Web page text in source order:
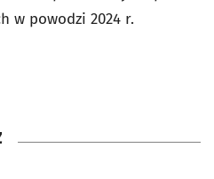
w powodzi 2024 r.